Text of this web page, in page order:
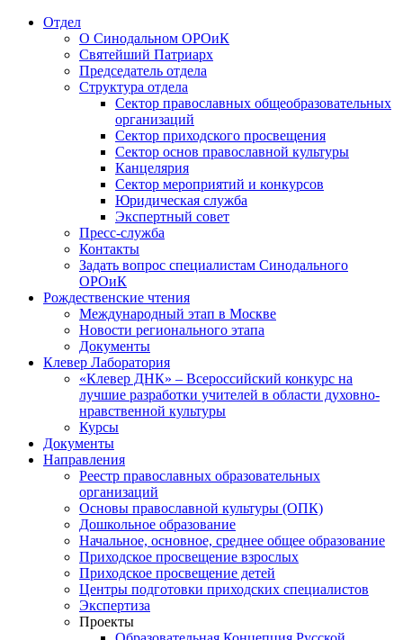
Отдел
О Синодальном ОРОиК
Святейший Патриарх
Председатель отдела
Структура отдела
Сектор православных общеобразовательных
организаций
Сектор приходского просвещения
Сектор основ православной культуры
Канцелярия
Сектор мероприятий и конкурсов
Юридическая служба
Экспертный совет
Пресс-служба
Контакты
Задать вопрос специалистам Синодального
ОРОиК
Рождественские чтения
Международный этап в Москве
Новости регионального этапа
Документы
Клевер Лаборатория
«Клевер ДНК» – Всероссийский конкурс на
лучшие разработки учителей в области духовно-
нравственной культуры
Курсы
Документы
Направления
Реестр православных образовательных
организаций
Основы православной культуры (ОПК)
Дошкольное образование
Начальное, основное, среднее общее образование
Приходское просвещение взрослых
Приходское просвещение детей
Центры подготовки приходских специалистов
Экспертиза
Проекты